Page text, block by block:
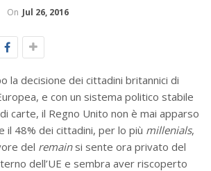
On Jul 26, 2016
la decisione dei cittadini britannici di
e con un sistema politico stabile
carte, il Regno Unito non è mai apparso
il 48% dei cittadini, per lo più millenials,
del remain si sente ora privato del
dell’UE e sembra aver riscoperto